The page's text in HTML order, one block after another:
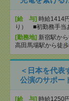
[給 与] 時給1414
り） ■初勤務手
[勤務地] 新宿駅か
高田馬場駅から徒歩
＜日本を代表
公演のサポー
[給 与] 時給1250